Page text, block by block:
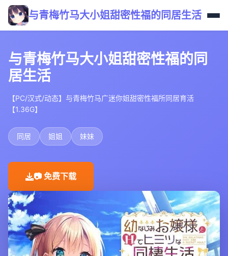
与青梅竹马大小姐甜密性福的同居生活
与青梅竹马大小姐甜密性福的同
居生活
【PC/汉式/动态】与青梅竹马广迷你姐甜密性福所同居育活
【1.36G】
同居 姐姐 妹妹
📷 免费下载